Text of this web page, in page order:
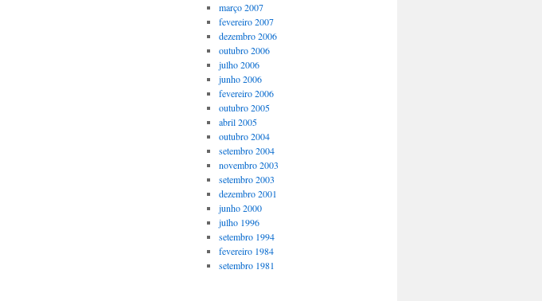
março 2007
fevereiro 2007
dezembro 2006
outubro 2006
julho 2006
junho 2006
fevereiro 2006
outubro 2005
abril 2005
outubro 2004
setembro 2004
novembro 2003
setembro 2003
dezembro 2001
junho 2000
julho 1996
setembro 1994
fevereiro 1984
setembro 1981